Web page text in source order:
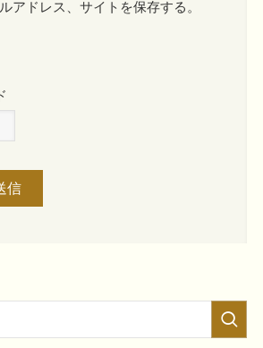
アドレス、サイトを保存する。